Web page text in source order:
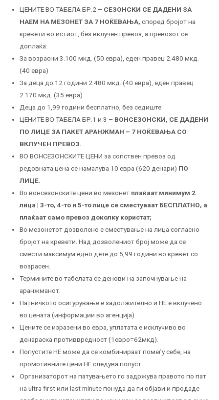
ЦЕНИТЕ ВО ТАБЕЛА БР.2 – СЕЗОНСКИ СЕ ДАДЕНИ ЗА
НАЕМ НА МЕЗОНЕТ ЗА 7 НОЌЕВАЊА, според бројот на
кревети во истиот, без вклучен превоз, а превозот се
доплаќа:
За возрасни 3.100 мкд. (50 евра), еден правец 2.480 мкд.
(40 евра)
За деца до 12 години 2.480 мкд. (40 евра), еден правец
2.170 мкд. (35 евра)
Деца до 1,99 години бесплатно, без седиште
ЦЕНИТЕ ВО ТАБЕЛА БР.1 и 3 – ВОНСЕЗОНСКИ, СЕ ДАДЕНИ
ПО ЛИЦЕ ЗА ПАКЕТ АРАНЖМАН – 7 НОЌЕВАЊА СО
ВКЛУЧЕН ПРЕВОЗ.
ВО ВОНСЕЗОНСКИТЕ ЦЕНИ за сопствен превоз од
редовната цена се намалува 10 евра (620 денари) ПО
ЛИЦЕ.
Во вонсезонските цени во мезонет плаќаат минимум 2
лица | 3-то, 4-то и 5-то лице се сместуваат БЕСПЛАТНО, а
плаќаат само превоз доколку користат;
Во мезонетот дозволено е сместување на лица согласно
бројот на кревети. Над дозволениот број може да се
смести максимум едно дете до 5,99 години во кревет со
возрасен.
Термините во табелата се денови на започнување на
аранжманот.
Патничкото осигурување е задолжително и НЕ е вклучено
во цената (информации во агенција).
Цените се изразени во евра, уплатата е исклучиво во
денараска противвредност (1евро=62мкд).
Попустите НЕ можe да се комбинираат помеѓу себе, на
промотивните цени НЕ следува попуст.
Организаторот на патувањето го задржува правото по пат
на ultra first или last minute понуда да ги објави и продаде